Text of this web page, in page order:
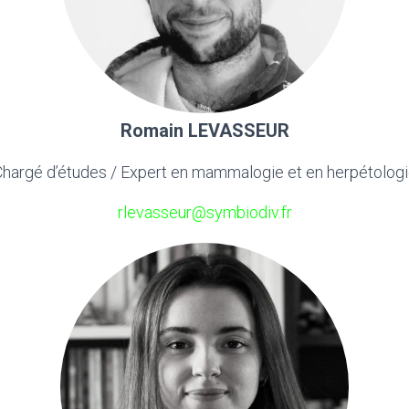
Romain LEVASSEUR
d’études / Expert en mammalogie et en
rlevasseur@symbiodiv.fr